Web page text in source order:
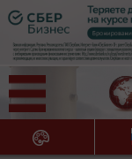
НОВОСТИ